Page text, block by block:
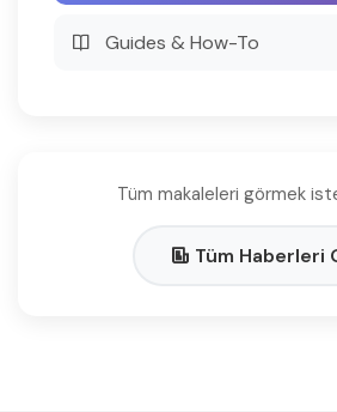
Guides & How-To
Tüm makaleleri görmek
Tüm Haberleri